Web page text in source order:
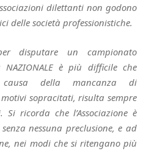
dilettanti non godono
delle società professionistiche.
per disputare un campionato
è più difficile che
causa della mancanza di
sopracitati, risulta sempre
ricorda che l’Associazione è
nessuna preclusione, e ad
nei modi che si ritengano più